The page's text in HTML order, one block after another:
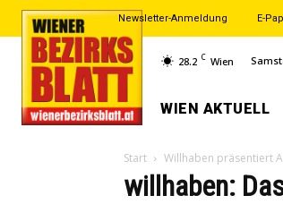
Newsletter-Anmeldung E-
28.2 C Wien
WIEN AKTUELL
Start Willhaben präsentiert
willhaben: